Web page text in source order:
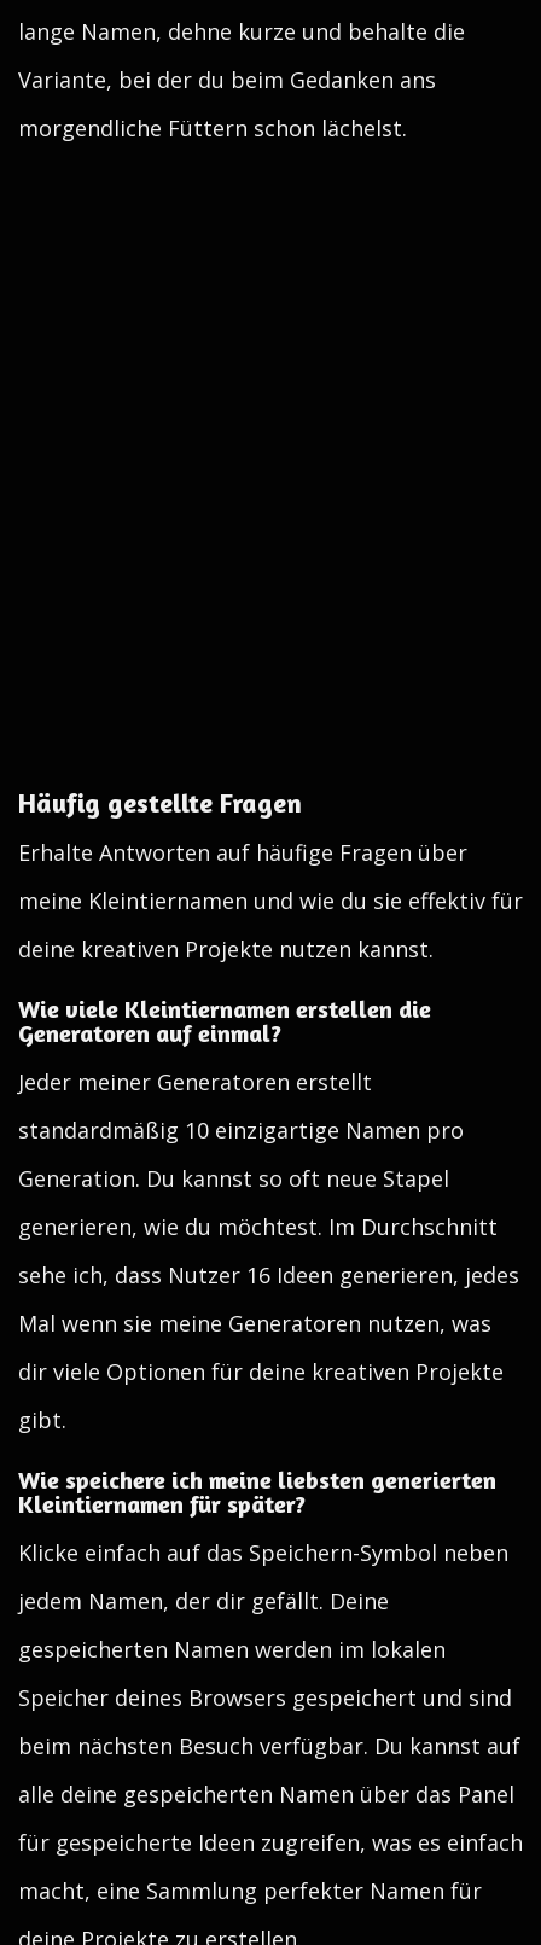
lange Namen, dehne kurze und behalte die
Variante, bei der du beim Gedanken ans
morgendliche Füttern schon lächelst.
Häufig gestellte Fragen
Erhalte Antworten auf häufige Fragen über
meine Kleintiernamen und wie du sie effektiv für
deine kreativen Projekte nutzen kannst.
Wie viele Kleintiernamen erstellen die
Generatoren auf einmal?
Jeder meiner Generatoren erstellt
standardmäßig 10 einzigartige Namen pro
Generation. Du kannst so oft neue Stapel
generieren, wie du möchtest. Im Durchschnitt
sehe ich, dass Nutzer 16 Ideen generieren, jedes
Mal wenn sie meine Generatoren nutzen, was
dir viele Optionen für deine kreativen Projekte
gibt.
Wie speichere ich meine liebsten generierten
Kleintiernamen für später?
Klicke einfach auf das Speichern-Symbol neben
jedem Namen, der dir gefällt. Deine
gespeicherten Namen werden im lokalen
Speicher deines Browsers gespeichert und sind
beim nächsten Besuch verfügbar. Du kannst auf
alle deine gespeicherten Namen über das Panel
für gespeicherte Ideen zugreifen, was es einfach
macht, eine Sammlung perfekter Namen für
deine Projekte zu erstellen.